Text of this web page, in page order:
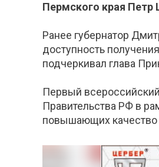
Пермского края Петр
Ранее губернатор
доступность
подчеркивал глава
Первый
Правительства РФ в
повышающих качество